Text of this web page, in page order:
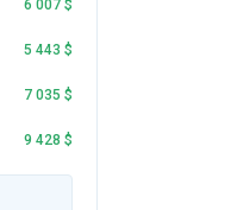
6 007 $
5 443 $
7 035 $
9 428 $